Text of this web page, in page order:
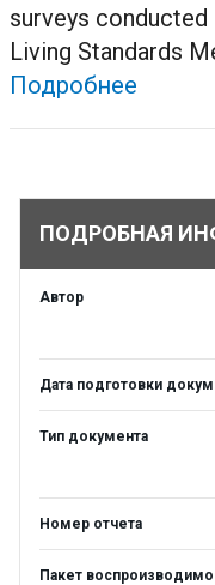
surveys conducted
Living Standards
Подробнее
ПОДРОБНАЯ
Автор
Дата подготовки
Тип документа
Номер отчета
Пакет